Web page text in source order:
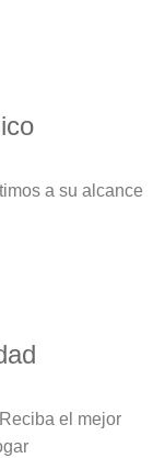
a su alcance
el mejor